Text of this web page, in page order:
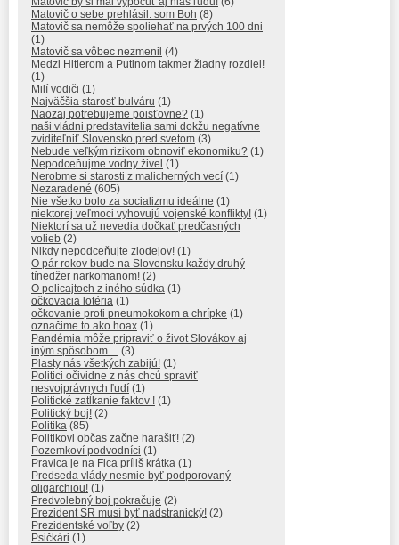
Matovič o sebe prehlásil: som Boh (8)
Matovič sa nemôže spoliehať na prvých 100 dni
(1)
Matovič sa vôbec nezmenil (4)
Medzi Hitlerom a Putinom takmer žiadny rozdiel!
(1)
Milí vodiči (1)
Najväčšia starosť bulváru (1)
Naozaj potrebujeme poisťovne? (1)
naši vládni predstavitelia sami dokžu negatívne
zviditeľniť Slovensko pred svetom (3)
Nebude veľkým rizikom obnoviť ekonomiku? (1)
Nepodceňujme vodny živel (1)
Nerobme si starosti z malicherných vecí (1)
Nezaradené (605)
Nie všetko bolo za socializmu ideálne (1)
niektorej veľmoci vyhovujú vojenské konflikty! (1)
Niektorí sa už nevedia dočkať predčasných
volieb (2)
Nikdy nepodceňujte zlodejov! (1)
O pár rokov bude na Slovensku každy druhý
tínedžer narkomanom! (2)
O policajtoch z iného súdka (1)
očkovacia lotéria (1)
očkovanie proti pneumokokom a chrípke (1)
označime to ako hoax (1)
Pandémia môže pripraviť o život Slovákov aj
iným spôsobom…
(3)
Plasty nás všetkých zabijú! (1)
Politici očividne z nás chcú spraviť
nesvojprávnych ľudí (1)
Politické zatĺkanie faktov ! (1)
Politický boj! (2)
Politika (85)
Politikovi občas začne harašiť! (2)
Pozemkoví podvodníci (1)
Pravica je na Fica príliš krátka (1)
Predseda vlády nesmie byť podporovaný
oligarchiou! (1)
Predvolebný boj pokračuje (2)
Prezident SR musí byť nadstranický! (2)
Prezidentské voľby (2)
Psičkári (1)